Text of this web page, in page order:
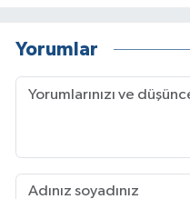
Yorumlar